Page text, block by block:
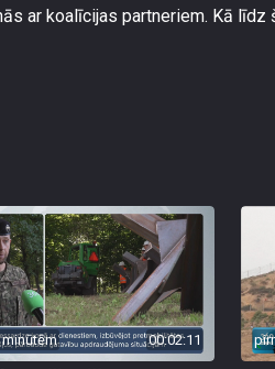
ar koalīcijas partneriem. Kā līdz
00:02:11